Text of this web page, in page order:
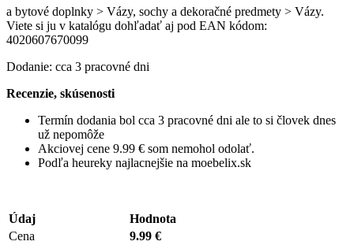
a bytové doplnky > Vázy, sochy a dekoračné predmety > Vázy.
Viete si ju v katalógu dohľadať aj pod EAN kódom:
4020607670099
Dodanie: cca 3 pracovné dni
Recenzie, skúsenosti
Termín dodania bol cca 3 pracovné dni ale to si človek dnes
už nepomôže
Akciovej cene 9.99 € som nemohol odolať.
Podľa heureky najlacnejšie na moebelix.sk
Údaj
Hodnota
Cena
9.99 €